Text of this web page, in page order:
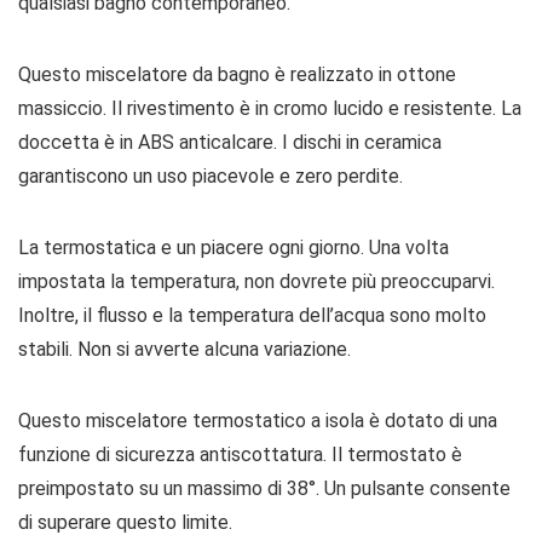
Questo miscelatore da bagno è realizzato in ottone
massiccio. Il rivestimento è in cromo lucido e resistente. La
doccetta è in ABS anticalcare. I dischi in ceramica
garantiscono un uso piacevole e zero perdite.
La termostatica e un piacere ogni giorno. Una volta
impostata la temperatura, non dovrete più preoccuparvi.
Inoltre, il flusso e la temperatura dell’acqua sono molto
stabili. Non si avverte alcuna variazione.
Questo miscelatore termostatico a isola è dotato di una
funzione di sicurezza antiscottatura. Il termostato è
preimpostato su un massimo di 38°. Un pulsante consente
di superare questo limite.